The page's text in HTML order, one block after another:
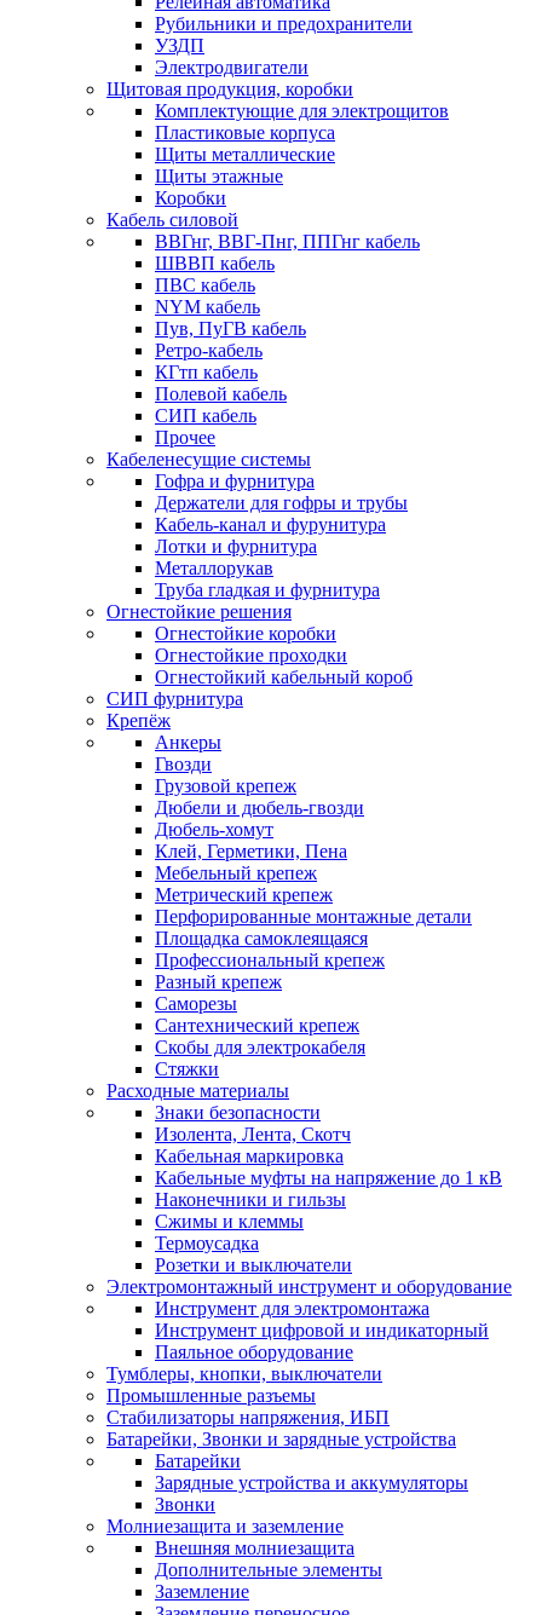
Рубильники и предохранители
УЗДП
Электродвигатели
Щитовая продукция, коробки
Комплектующие для электрощитов
Пластиковые корпуса
Щиты металлические
Щиты этажные
Коробки
Кабель силовой
ВВГнг, ВВГ-Пнг, ППГнг кабель
ШВВП кабель
ПВС кабель
NYM кабель
Пув, ПуГВ кабель
Ретро-кабель
КГтп кабель
Полевой кабель
СИП кабель
Прочее
Кабеленесущие системы
Гофра и фурнитура
Держатели для гофры и трубы
Кабель-канал и фурунитура
Лотки и фурнитура
Металлорукав
Труба гладкая и фурнитура
Огнестойкие решения
Огнестойкие коробки
Огнестойкие проходки
Огнестойкий кабельный короб
СИП фурнитура
Крепёж
Анкеры
Гвозди
Грузовой крепеж
Дюбели и дюбель-гвозди
Дюбель-хомут
Клей, Герметики, Пена
Мебельный крепеж
Метрический крепеж
Перфорированные монтажные детали
Площадка самоклеящаяся
Профессиональный крепеж
Разный крепеж
Саморезы
Сантехнический крепеж
Скобы для электрокабеля
Стяжки
Расходные материалы
Знаки безопасности
Изолента, Лента, Скотч
Кабельная маркировка
Кабельные муфты на напряжение до 1 кВ
Наконечники и гильзы
Сжимы и клеммы
Термоусадка
Розетки и выключатели
Электромонтажный инструмент и оборудование
Инструмент для электромонтажа
Инструмент цифровой и индикаторный
Паяльное оборудование
Тумблеры, кнопки, выключатели
Промышленные разъемы
Стабилизаторы напряжения, ИБП
Батарейки, Звонки и зарядные устройства
Батарейки
Зарядные устройства и аккумуляторы
Звонки
Молниезащита и заземление
Внешняя молниезащита
Дополнительные элементы
Заземление